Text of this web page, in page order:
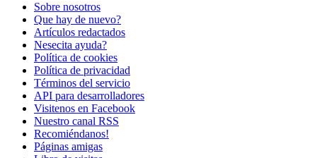
Sobre nosotros
Que hay de nuevo?
Artículos redactados
Nesecita ayuda?
Política de cookies
Política de privacidad
Términos del servicio
API para desarrolladores
Visitenos en Facebook
Nuestro canal RSS
Recomiéndanos!
Páginas amigas